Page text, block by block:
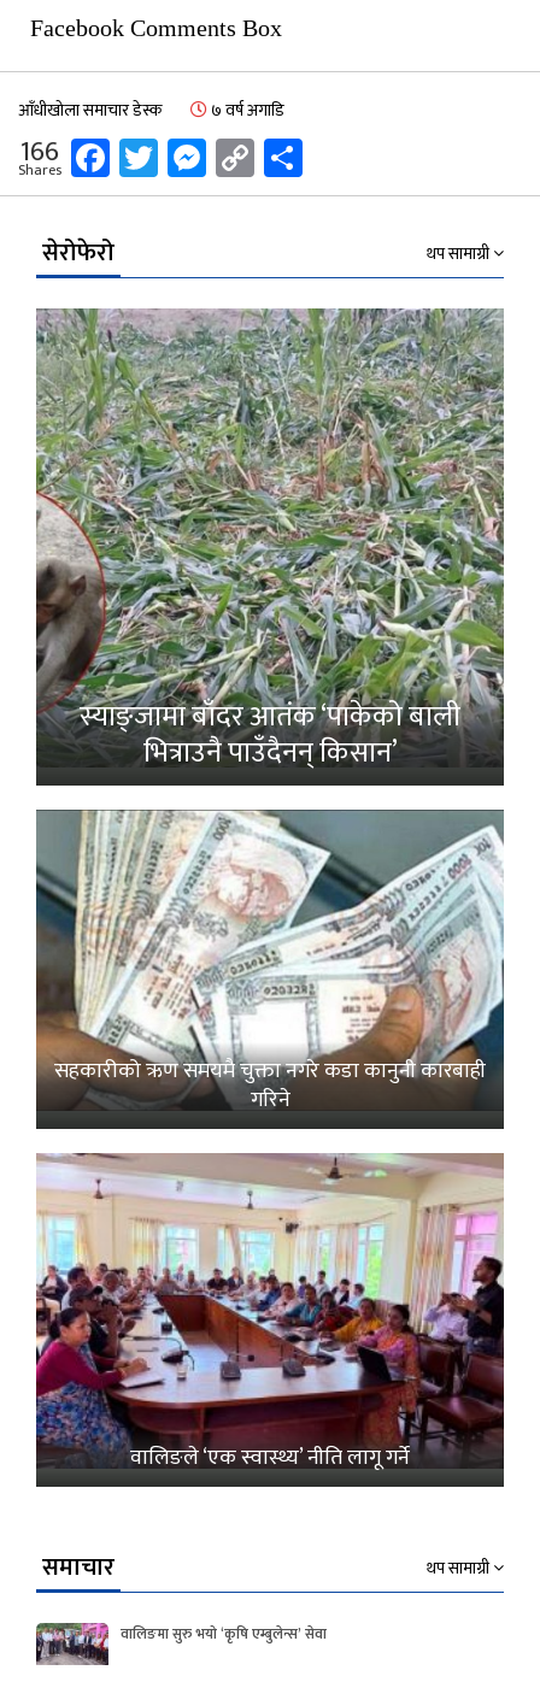
Facebook Comments Box
आँधीखोला समाचार डेस्क ७ वर्ष अगाडि
166
Shares Facebook
Twitter
Messenger
Copy
Link
सेरोफेरो थप सामाग्री
स्याङ्जामा बाँदर आतंक ‘पाकेको बाली
भित्राउनै पाउँदैनन् किसान’
सहकारीको ऋण समयमै चुक्ता नगरे कडा कानुनी कारबाही
गरिने
वालिङले ‘एक स्वास्थ्य’ नीति लागू गर्ने
समाचार थप सामाग्री
वालिङमा सुरु भयो ‘कृषि एम्बुलेन्स’ सेवा